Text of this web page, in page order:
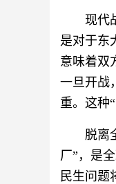
现代
是对于东
意味着双
一旦开战
重。这种
脱离
厂”，是
民生问题